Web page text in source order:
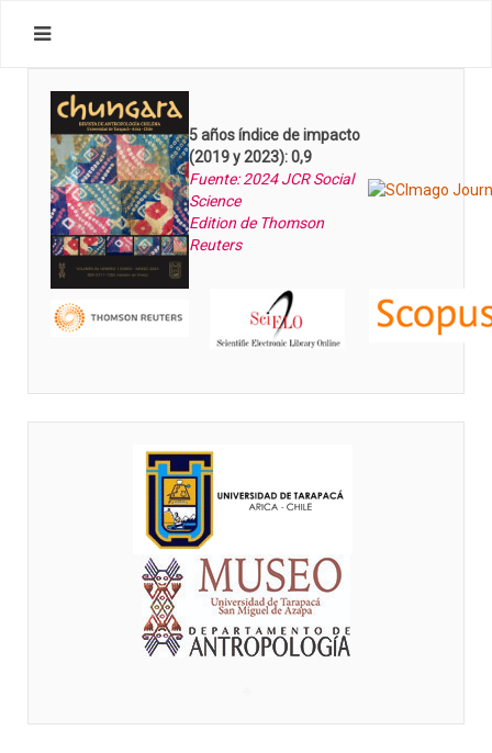
5 años índice de impacto
(2019 y 2023): 0,9
Fuente: 2024 JCR Social
Science
Edition de Thomson
Reuters